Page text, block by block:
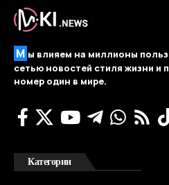
М ы влияем на миллионы
сетью новостей стиля жизни и
номер один в мире.
Категории